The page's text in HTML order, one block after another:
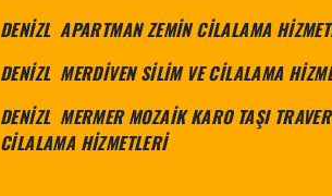
DENİZL APARTMAN ZEMİN CİLALAMA
DENİZL MERDİVEN SİLİM VE CİLALAMA
DENİZL MERMER MOZAİK KARO TAŞI
CİLALAMA HİZMETLERİ